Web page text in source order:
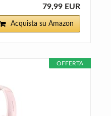
79,99 EUR
Acquista su Amazon
OFFERTA